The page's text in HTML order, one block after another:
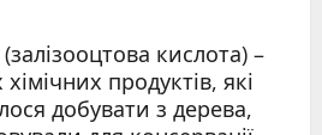
кислота) –
продуктів, які
добувати з дерева,